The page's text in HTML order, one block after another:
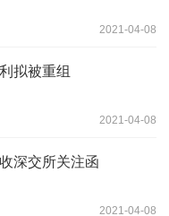
2021-04-08
拟被重组
2021-04-08
深交所关注函
2021-04-08